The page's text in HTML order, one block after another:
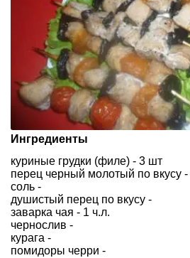
Ингредиенты
куриные грудки (филе) - 3 шт
перец черный молотый по вкусу -
соль -
душистый перец по вкусу -
заварка чая - 1 ч.л.
чернослив -
курага -
помидоры черри -